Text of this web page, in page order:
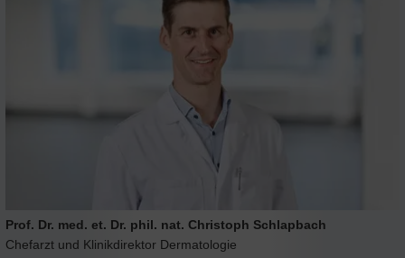
Prof. Dr. med. et. Dr. phil. nat. Christoph Schlapbach
Chefarzt und Klinikdirektor Dermatologie